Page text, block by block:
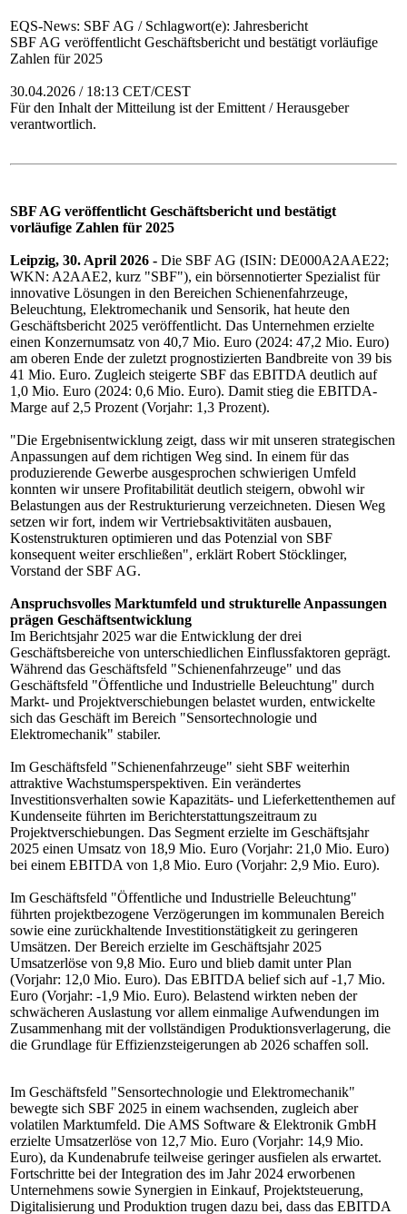
EQS-News: SBF AG / Schlagwort(e): Jahresbericht
SBF AG veröffentlicht Geschäftsbericht und bestätigt vorläufige
Zahlen für 2025
30.04.2026 / 18:13 CET/CEST
Für den Inhalt der Mitteilung ist der Emittent / Herausgeber
verantwortlich.
SBF AG veröffentlicht Geschäftsbericht und bestätigt
vorläufige Zahlen für 2025
Leipzig, 30. April 2026 - Die SBF AG (ISIN: DE000A2AAE22;
WKN: A2AAE2, kurz "SBF"), ein börsennotierter Spezialist für
innovative Lösungen in den Bereichen Schienenfahrzeuge,
Beleuchtung, Elektromechanik und Sensorik, hat heute den
Geschäftsbericht 2025 veröffentlicht. Das Unternehmen erzielte
einen Konzernumsatz von 40,7 Mio. Euro (2024: 47,2 Mio. Euro)
am oberen Ende der zuletzt prognostizierten Bandbreite von 39 bis
41 Mio. Euro. Zugleich steigerte SBF das EBITDA deutlich auf
1,0 Mio. Euro (2024: 0,6 Mio. Euro). Damit stieg die EBITDA-
Marge auf 2,5 Prozent (Vorjahr: 1,3 Prozent).
"Die Ergebnisentwicklung zeigt, dass wir mit unseren strategischen
Anpassungen auf dem richtigen Weg sind. In einem für das
produzierende Gewerbe ausgesprochen schwierigen Umfeld
konnten wir unsere Profitabilität deutlich steigern, obwohl wir
Belastungen aus der Restrukturierung verzeichneten. Diesen Weg
setzen wir fort, indem wir Vertriebsaktivitäten ausbauen,
Kostenstrukturen optimieren und das Potenzial von SBF
konsequent weiter erschließen", erklärt Robert Stöcklinger,
Vorstand der SBF AG.
Anspruchsvolles Marktumfeld und strukturelle Anpassungen
prägen Geschäftsentwicklung
Im Berichtsjahr 2025 war die Entwicklung der drei
Geschäftsbereiche von unterschiedlichen Einflussfaktoren geprägt.
Während das Geschäftsfeld "Schienenfahrzeuge" und das
Geschäftsfeld "Öffentliche und Industrielle Beleuchtung" durch
Markt- und Projektverschiebungen belastet wurden, entwickelte
sich das Geschäft im Bereich "Sensortechnologie und
Elektromechanik" stabiler.
Im Geschäftsfeld "Schienenfahrzeuge" sieht SBF weiterhin
attraktive Wachstumsperspektiven. Ein verändertes
Investitionsverhalten sowie Kapazitäts- und Lieferkettenthemen auf
Kundenseite führten im Berichterstattungszeitraum zu
Projektverschiebungen. Das Segment erzielte im Geschäftsjahr
2025 einen Umsatz von 18,9 Mio. Euro (Vorjahr: 21,0 Mio. Euro)
bei einem EBITDA von 1,8 Mio. Euro (Vorjahr: 2,9 Mio. Euro).
Im Geschäftsfeld "Öffentliche und Industrielle Beleuchtung"
führten projektbezogene Verzögerungen im kommunalen Bereich
sowie eine zurückhaltende Investitionstätigkeit zu geringeren
Umsätzen. Der Bereich erzielte im Geschäftsjahr 2025
Umsatzerlöse von 9,8 Mio. Euro und blieb damit unter Plan
(Vorjahr: 12,0 Mio. Euro). Das EBITDA belief sich auf -1,7 Mio.
Euro (Vorjahr: -1,9 Mio. Euro). Belastend wirkten neben der
schwächeren Auslastung vor allem einmalige Aufwendungen im
Zusammenhang mit der vollständigen Produktionsverlagerung, die
die Grundlage für Effizienzsteigerungen ab 2026 schaffen soll.
Im Geschäftsfeld "Sensortechnologie und Elektromechanik"
bewegte sich SBF 2025 in einem wachsenden, zugleich aber
volatilen Marktumfeld. Die AMS Software & Elektronik GmbH
erzielte Umsatzerlöse von 12,7 Mio. Euro (Vorjahr: 14,9 Mio.
Euro), da Kundenabrufe teilweise geringer ausfielen als erwartet.
Fortschritte bei der Integration des im Jahr 2024 erworbenen
Unternehmens sowie Synergien in Einkauf, Projektsteuerung,
Digitalisierung und Produktion trugen dazu bei, dass das EBITDA